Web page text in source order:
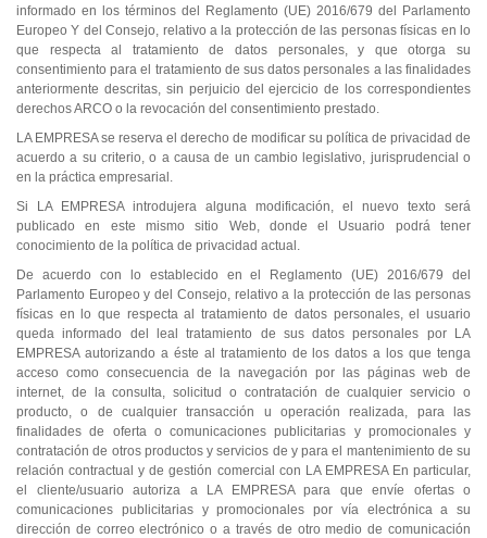
informado en los términos del Reglamento (UE) 2016/679 del Parlamento
Europeo Y del Consejo, relativo a la protección de las personas físicas en lo
que respecta al tratamiento de datos personales, y que otorga su
consentimiento para el tratamiento de sus datos personales a las finalidades
anteriormente descritas, sin perjuicio del ejercicio de los correspondientes
derechos ARCO o la revocación del consentimiento prestado.
LA EMPRESA se reserva el derecho de modificar su política de privacidad de
acuerdo a su criterio, o a causa de un cambio legislativo, jurisprudencial o
en la práctica empresarial.
Si LA EMPRESA introdujera alguna modificación, el nuevo texto será
publicado en este mismo sitio Web, donde el Usuario podrá tener
conocimiento de la política de privacidad actual.
De acuerdo con lo establecido en el Reglamento (UE) 2016/679 del
Parlamento Europeo y del Consejo, relativo a la protección de las personas
físicas en lo que respecta al tratamiento de datos personales, el usuario
queda informado del leal tratamiento de sus datos personales por LA
EMPRESA autorizando a éste al tratamiento de los datos a los que tenga
acceso como consecuencia de la navegación por las páginas web de
internet, de la consulta, solicitud o contratación de cualquier servicio o
producto, o de cualquier transacción u operación realizada, para las
finalidades de oferta o comunicaciones publicitarias y promocionales y
contratación de otros productos y servicios de y para el mantenimiento de su
relación contractual y de gestión comercial con LA EMPRESA En particular,
el cliente/usuario autoriza a LA EMPRESA para que envíe ofertas o
comunicaciones publicitarias y promocionales por vía electrónica a su
dirección de correo electrónico o a través de otro medio de comunicación